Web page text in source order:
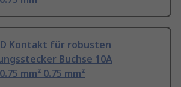
D Kontakt für robusten
Buchse 10A
mm² 0.75 mm²